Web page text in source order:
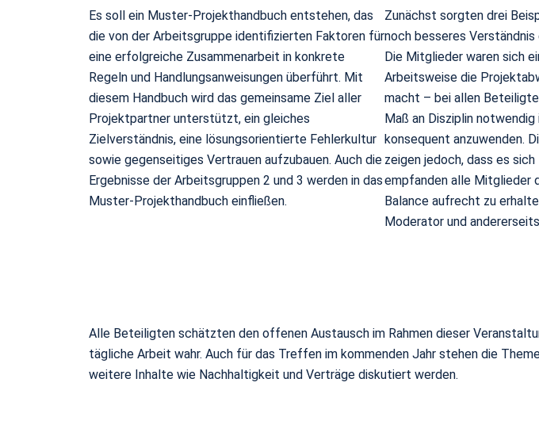
Es soll ein Muster-Projekthandbuch entstehen, das
die von der Arbeitsgruppe identifizierten Faktoren für
eine erfolgreiche Zusammenarbeit in konkrete
Regeln und Handlungsanweisungen überführt. Mit
diesem Handbuch wird das gemeinsame Ziel aller
Projektpartner unterstützt, ein gleiches
Zielverständnis, eine lösungsorientierte Fehlerkultur
sowie gegenseitiges Vertrauen aufzubauen. Auch die
Ergebnisse der Arbeitsgruppen 2 und 3 werden in das
Muster-Projekthandbuch einfließen.
Zunächst sorgten drei
noch besseres
Die Mitglieder waren sich
Arbeitsweise die
macht – bei allen
Maß an Disziplin
konsequent anzuwenden.
zeigen jedoch, dass es
empfanden alle Mitglieder
Balance aufrecht zu
Moderator und
Alle Beteiligten schätzten den offenen Austausch im Rahmen dieser
tägliche Arbeit wahr. Auch für das Treffen im kommenden Jahr stehen die
weitere Inhalte wie Nachhaltigkeit und Verträge diskutiert werden.